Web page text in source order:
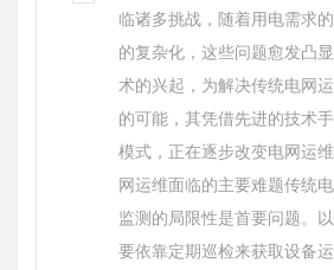
临诸多挑战，随着用电需求
的复杂化，这些问题愈发凸
术的兴起，为解决传统电网
的可能，其凭借先进的技术
模式，正在逐步改变电网运
网运维面临的主要难题传统
监测的局限性是首要问题。
要依靠定期巡检来获取设备